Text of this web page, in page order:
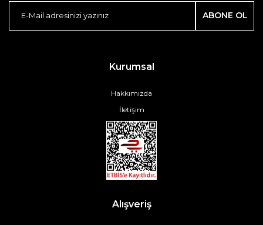
ABONE OL
Kurumsal
Hakkımızda
İletişim
Alışveriş